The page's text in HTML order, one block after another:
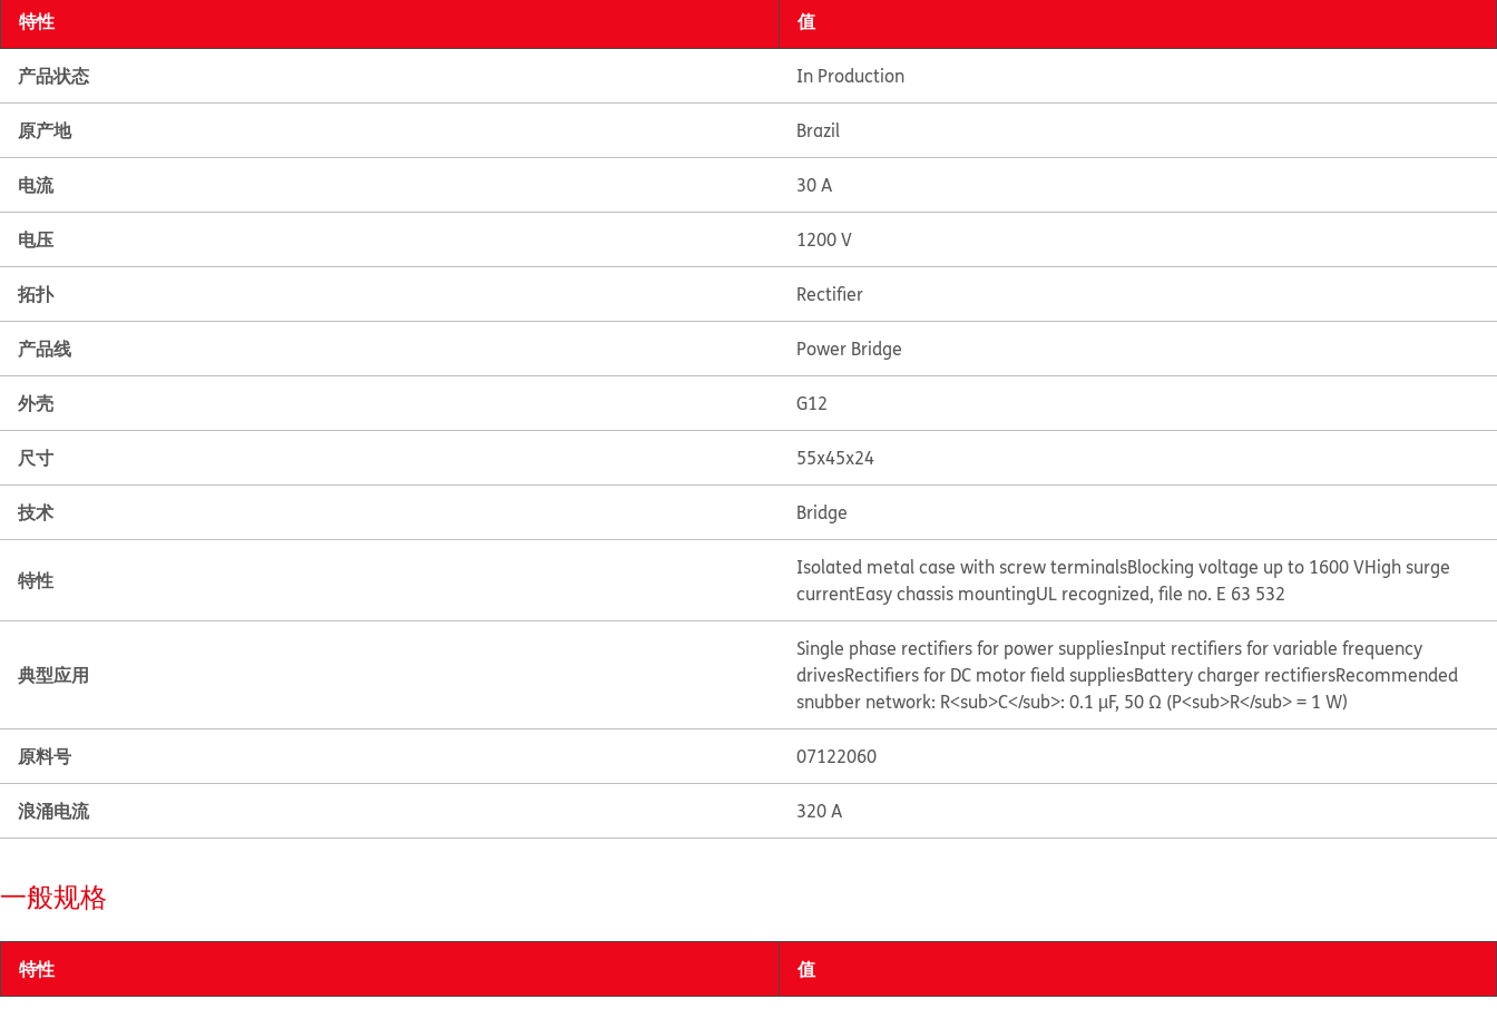
特性 值
产品状态 In Production
原产地 Brazil
电流 30 A
电压 1200 V
拓扑 Rectifier
产品线 Power Bridge
外壳 G12
尺寸 55x45x24
技术 Bridge
特性 Isolated metal case with screw terminalsBlocking voltage up to 1600 VHigh surge
currentEasy chassis mountingUL recognized, file no. E 63 532
典型应用
Single phase rectifiers for power suppliesInput rectifiers for variable frequency
drivesRectifiers for DC motor field suppliesBattery charger rectifiersRecommended
snubber network: R<sub>C</sub>: 0.1 µF, 50 Ω (P<sub>R</sub> = 1 W)
原料号 07122060
浪涌电流 320 A
一般规格
特性 值